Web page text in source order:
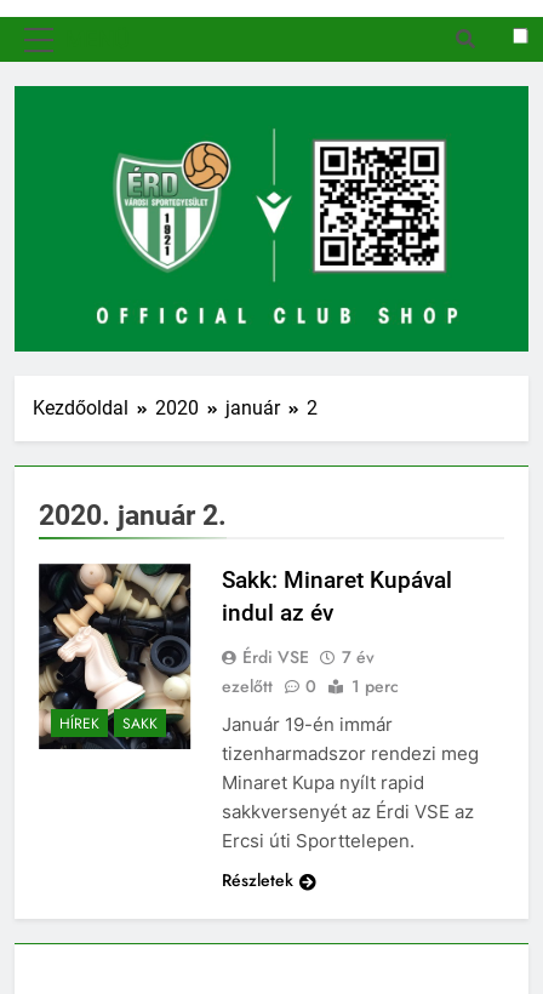
Kezdőoldal 2020 január 2
2020. január 2.
HÍREK SAKK
Sakk: Minaret Kupával
indul az év
Érdi VSE
7 év
ezelőtt
0 1 perc
Január 19-én immár
tizenharmadszor rendezi meg
Minaret Kupa nyílt rapid
sakkversenyét az Érdi VSE az
Ercsi úti Sporttelepen.
Részletek